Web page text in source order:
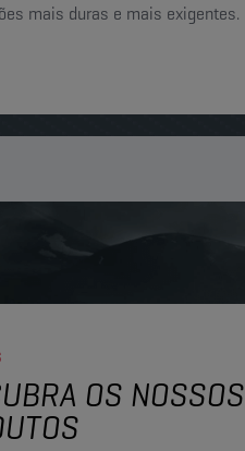
mais duras e mais exigentes.
OS NOSSOS